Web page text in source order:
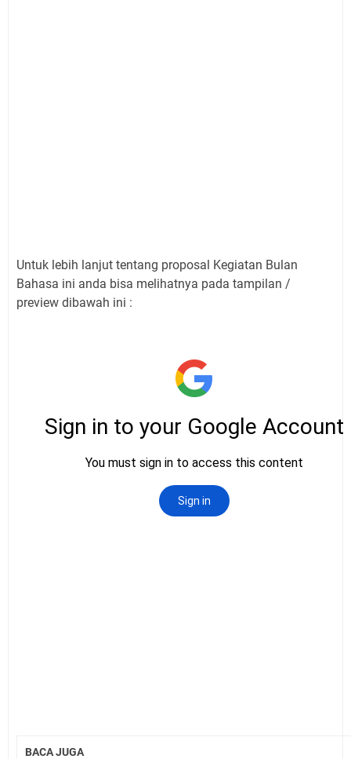
Untuk lebih lanjut tentang proposal Kegiatan Bulan
Bahasa ini anda bisa melihatnya pada tampilan /
preview dibawah ini :
BACA JUGA